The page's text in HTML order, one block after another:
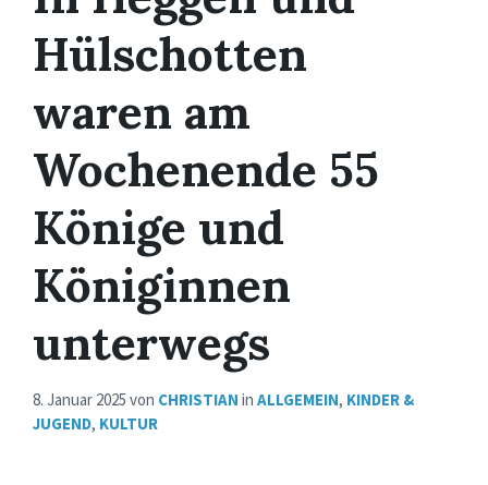
Hülschotten
waren am
Wochenende 55
Könige und
Königinnen
unterwegs
8. Januar 2025 von CHRISTIAN in ALLGEMEIN, KINDER &
JUGEND, KULTUR